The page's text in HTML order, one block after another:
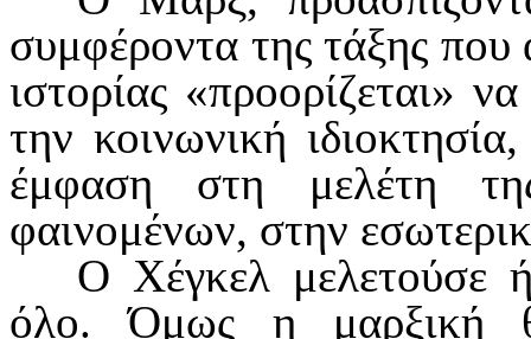
συμφέροντα της τάξης που
ιστορίας «προορίζεται»
την κοινωνική
έμφαση στη μελέτη
φαινομένων, στην
Ο Χέγκελ μελετούσε
όλο. Όμως η μαρξική